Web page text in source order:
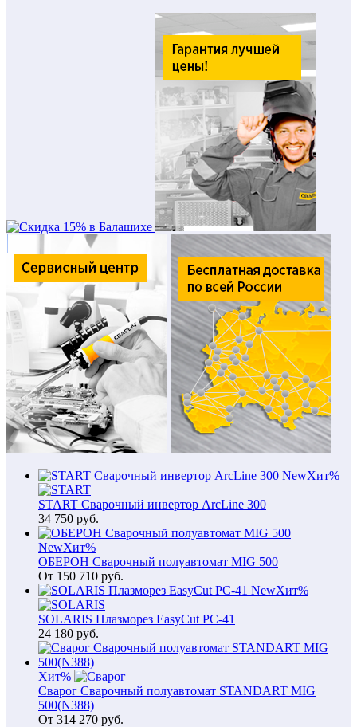
NewХит%
START Сварочный инвертор ArcLine 300
34 750 руб.
NewХит%
ОБЕРОН Сварочный полуавтомат MIG 500
От 150 710 руб.
NewХит%
SOLARIS Плазморез EasyCut PC-41
24 180 руб.
Хит%
Сварог Сварочный полуавтомат STANDART MIG
500(N388)
От 314 270 руб.